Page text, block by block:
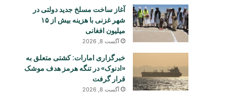
آغاز ساخت مسلخ جدید دولتی در
شهر غزنی با هزینه بیش از ۱۵
میلیون افغانی
آگست 8, 2026
خبرگزاری امارات: کشتی متعلق به
«ادنوک» در تنگه هرمز هدف موشک
قرار گرفت
آگست 8, 2026